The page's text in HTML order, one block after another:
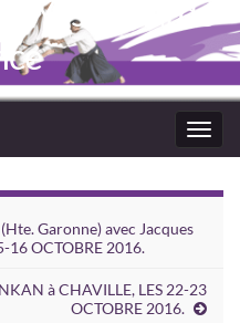
Yoshinkaï de
Garonne) avec Jacques
16 OCTOBRE 2016.
à CHAVILLE, LES 22-23
OCTOBRE 2016.